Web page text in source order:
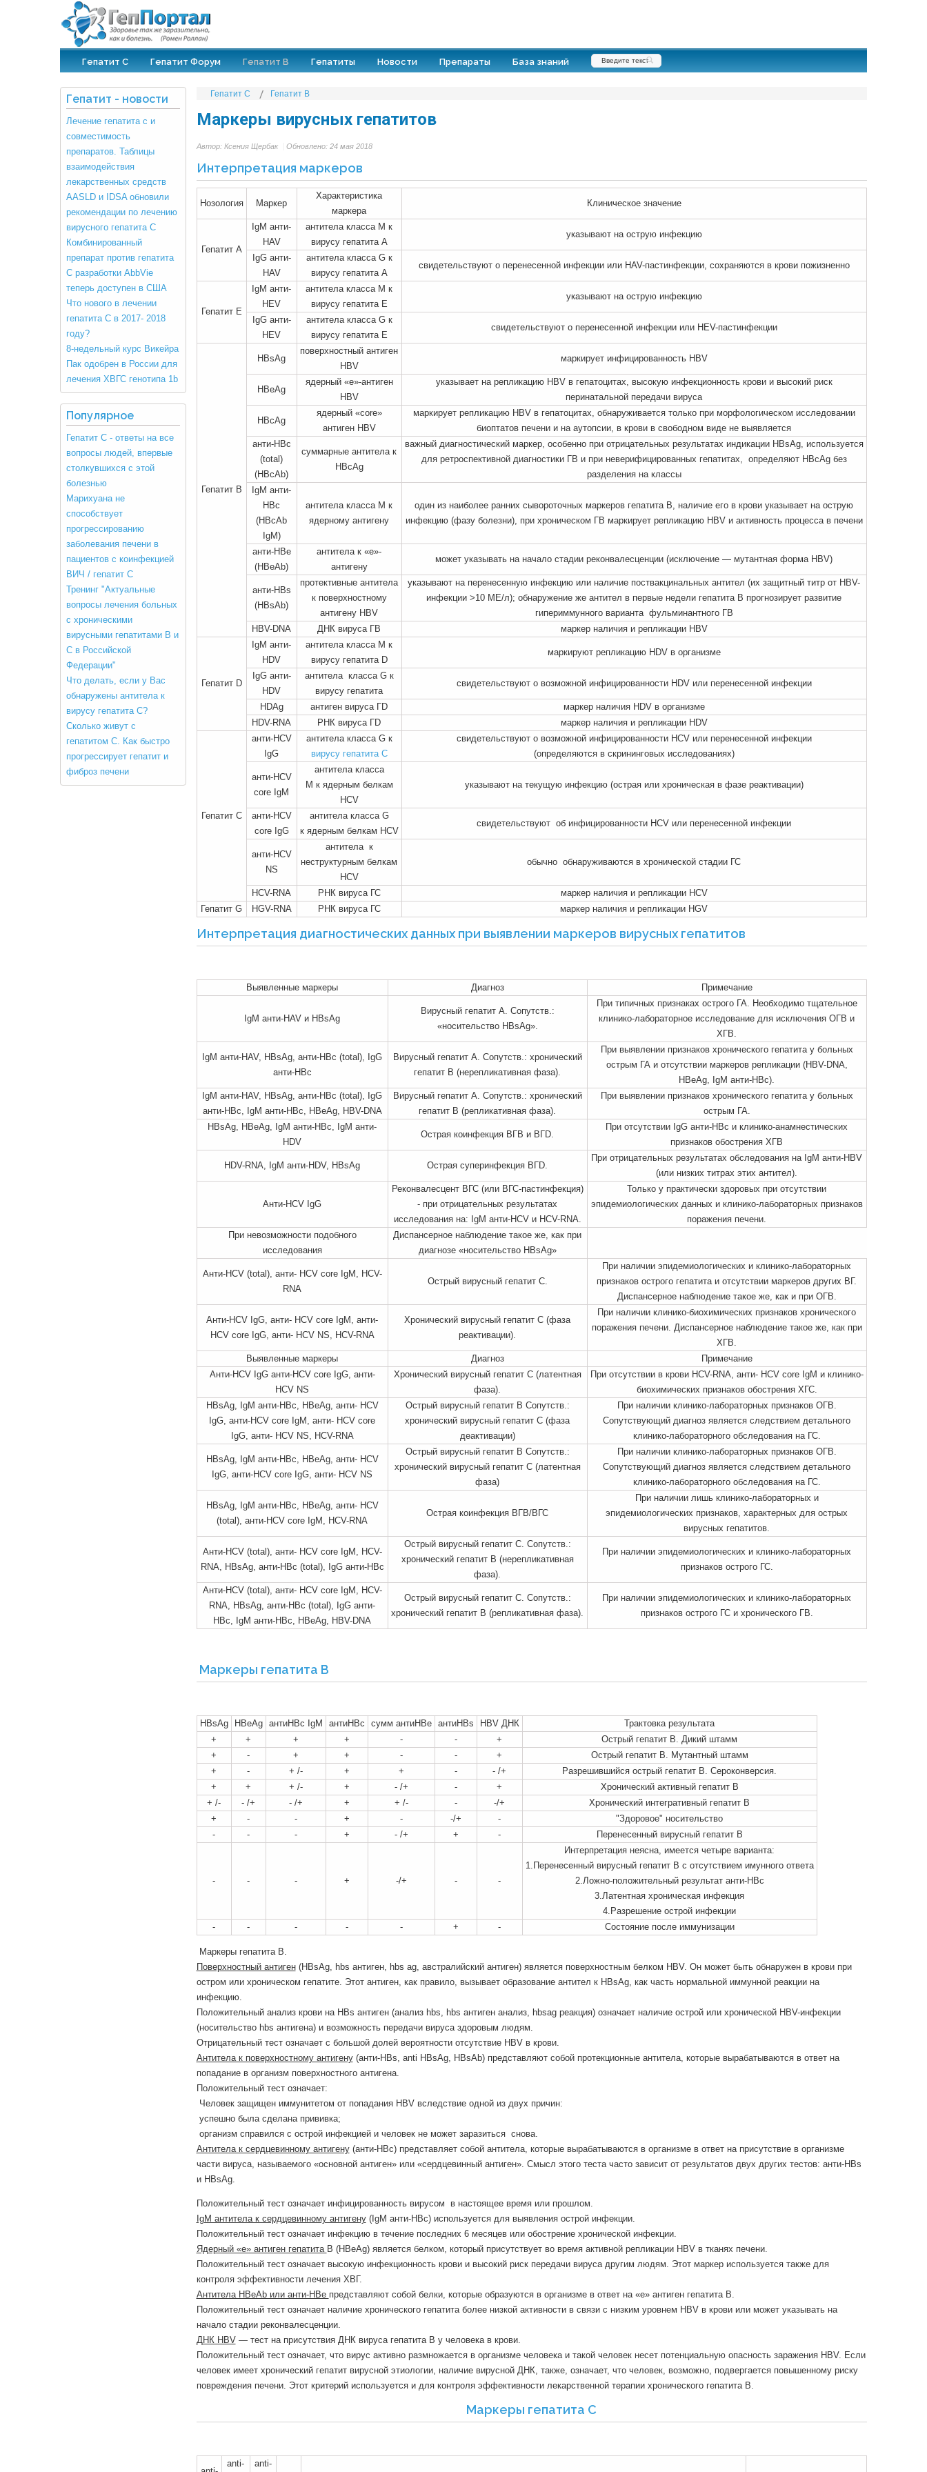
Гепатит С Гепатит Форум Гепатит В Гепатиты Новости Препараты База знаний
Гепатит С Гепатит В
Маркеры вирусных гепатитов
Автор: Ксения Щербак Обновлено: 24 мая 2018
Интерпретация маркеров
Нозология Маркер
Характеристика
маркера
Клиническое значение
Гепатит А
IgM анти-
HAV
антитела класса М к
вирусу гепатита А
указывают на острую инфекцию
IgG анти-
HAV
антитела класса G к
вирусу гепатита А
свидетельствуют о перенесенной инфекции или HAV-пастинфекции, сохраняются в крови пожизненно
Гепатит Е
IgM анти-
HEV
антитела класса М к
вирусу гепатита E
указывают на острую инфекцию
IgG анти-
HEV
антитела класса G к
вирусу гепатита Е
свидетельствуют о перенесенной инфекции или HEV-пастинфекции
Гепатит В
HBsAg
поверхностный антиген
HBV
маркирует инфицированность HBV
HBeAg
ядерный «е»-антиген
HBV
указывает на репликацию HBV в гепатоцитах, высокую инфекционность крови и высокий риск
перинатальной передачи вируса
HBcAg
ядерный «core»
антиген HBV
маркирует репликацию HBV в гепатоцитах, обнаруживается только при морфологическом исследовании
биоптатов печени и на аутопсии, в крови в свободном виде не выявляется
анти-НВс
(total)
(НВсАb)
суммарные антитела к
HBcAg
важный диагностический маркер, особенно при отрицательных результатах индикации HBsAg, используется
для ретроспективной диагностики ГВ и при неверифицированных гепатитах, определяют НВсАg без
разделения на классы
IgM анти-
НВс
(НВсАb
IgM)
антитела класса М к
ядерному антигену
один из наиболее ранних сывороточных маркеров гепатита В, наличие его в крови указывает на острую
инфекцию (фазу болезни), при хроническом ГВ маркирует репликацию HBV и активность процесса в печени
анти-НВе
(HBeAb)
антитела к «е»-
антигену
может указывать на начало стадии реконвалесценции (исключение — мутантная форма HBV)
анти-HBs
(HBsАb)
протективные антитела
к поверхностному
антигену HBV
указывают на перенесенную инфекцию или наличие поствакцинальных антител (их защитный титр от HBV-
инфекции >10 МЕ/л); обнаружение же антител в первые недели гепатита В прогнозирует развитие
гипериммунного варианта фульминантного ГВ
HBV-DNA
ДНК вируса ГВ маркер наличия и репликации HBV
Гепатит D
IgM анти-
HDV
антитела класса М к
вирусу гепатита D
маркируют репликацию HDV в организме
IgG анти-
HDV
антитела класса G к
вирусу гепатита
свидетельствуют о возможной инфицированности HDV или перенесенной инфекции
HDAg антиген вируса ГD
маркер наличия HDV в организме
HDV-RNA
РНК вируса ГD маркер наличия и репликации HDV
Гепатит С
анти-HCV
IgG
антитела класса G к
вирусу гепатита С
свидетельствуют о возможной инфицированности HCV или перенесенной инфекции
(определяются в скрининговых исследованиях)
анти-HCV
core IgM
антитела класса
М к ядерным белкам
HCV
указывают на текущую инфекцию (острая или хроническая в фазе реактивации)
анти-HCV
core IgG
антитела класса G
к ядерным белкам HCV
свидетельствуют об инфицированности HCV или перенесенной инфекции
анти-HCV
NS
антитела к
неструктурным белкам
HCV
обычно обнаруживаются в хронической стадии ГС
HCV-RNA РНК вируса ГС
маркер наличия и репликации HCV
Гепатит G
HGV-RNA РНК вируса ГС маркер наличия и репликации HGV
Интерпретация диагностических данных при выявлении маркеров вирусных гепатитов
Выявленные маркеры Диагноз Примечание
IgM анти-HAV и HBsAg
Вирусный гепатит А. Сопутств.:
«носительство HBsAg».
При типичных признаках острого ГА. Необходимо тщательное
клинико-лабораторное исследование для исключения ОГВ и
ХГВ.
IgM анти-HAV, HBsAg, анти-НВс (total), IgG
анти-НВс
Вирусный гепатит А. Сопутств.: хронический
гепатит В (нерепликативная фаза).
При выявлении признаков хронического гепатита у больных
острым ГА и отсутствии маркеров репликации (HBV-DNA,
HBeAg, IgM анти-НВс).
IgM анти-HAV, HBsAg, анти-НВс (total), IgG
анти-НВс, IgM анти-НВс, HBeAg, HBV-DNA
Вирусный гепатит А. Сопутств.: хронический
гепатит В (репликативная фаза).
При выявлении признаков хронического гепатита у больных
острым ГА.
HBsAg, HBeAg, IgM анти-НВс, IgM анти-
HDV
Острая коинфекция ВГВ и ВГD.
При отсутствии IgG анти-НВс и клинико-анамнестических
признаков обострения ХГВ
HDV-RNA, IgM анти-HDV, HBsAg Острая суперинфекция ВГD.
При отрицательных результатах обследования на IgM анти-HBV
(или низких титрах этих антител).
Анти-HCV IgG
Реконвалесцент ВГС (или ВГС-пастинфекция)
- при отрицательных результатах
исследования на: IgM анти-HCV и HCV-RNA.
Только у практически здоровых при отсутствии
эпидемиологических данных и клинико-лабораторных признаков
поражения печени.
При невозможности подобного
исследования
Диспансерное наблюдение такое же, как при
диагнозе «носительство HBsAg»
Анти-HCV (total), анти- HCV core IgM, HCV-
RNA
Острый вирусный гепатит С.
При наличии эпидемиологических и клинико-лабораторных
признаков острого гепатита и отсутствии маркеров других ВГ.
Диспансерное наблюдение такое же, как и при ОГВ.
Анти-HCV IgG, анти- HCV core IgM, анти-
HCV core IgG, анти- HCV NS, HCV-RNA
Хронический вирусный гепатит С (фаза
реактивации).
При наличии клинико-биохимических признаков хронического
поражения печени. Диспансерное наблюдение такое же, как при
ХГВ.
Выявленные маркеры
Диагноз
Примечание
Анти-HCV IgG анти-HCV core IgG, анти-
HCV NS
Хронический вирусный гепатит С (латентная
фаза).
При отсутствии в крови HCV-RNA, анти- HCV core IgM и клинико-
биохимических признаков обострения ХГС.
HBsAg, IgM анти-НВс, HBeAg, анти- HCV
IgG, анти-HCV core IgM, анти- HCV core
IgG, анти- HCV NS, HCV-RNA
Острый вирусный гепатит В Сопутств.:
хронический вирусный гепатит С (фаза
деактивации)
При наличии клинико-лабораторных признаков ОГВ.
Сопутствующий диагноз является следствием детального
клинико-лабораторного обследования на ГС.
HBsAg, IgM анти-НВс, HBeAg, анти- HCV
IgG, анти-HCV core IgG, анти- HCV NS
Острый вирусный гепатит В Сопутств.:
хронический вирусный гепатит С (латентная
фаза)
При наличии клинико-лабораторных признаков ОГВ.
Сопутствующий диагноз является следствием детального
клинико-лабораторного обследования на ГС.
HBsAg, IgM анти-НВс, HBeAg, анти- HCV
(total), анти-HCV core IgM, HCV-RNA
Острая коинфекция ВГВ/ВГС
При наличии лишь клинико-лабораторных и
эпидемиологических признаков, характерных для острых
вирусных гепатитов.
Анти-HCV (total), анти- HCV core IgM, HCV-
RNA, HBsAg, анти-НВс (total), IgG анти-НВс
Острый вирусный гепатит С. Сопутств.:
хронический гепатит В (нерепликативная
фаза).
При наличии эпидемиологических и клинико-лабораторных
признаков острого ГС.
Анти-HCV (total), анти- HCV core IgM, HCV-
RNA, HBsAg, анти-НВс (total), IgG анти-
НВс, IgM анти-НВс, HBeAg, HBV-DNA
Острый вирусный гепатит С. Сопутств.:
хронический гепатит В (репликативная фаза).
При наличии эпидемиологических и клинико-лабораторных
признаков острого ГС и хронического ГВ.
Маркеры гепатита В
HBsAg HBeAg антиНВc IgM антиНВc сумм антиНВе антиНВs HBV ДНК
Трактовка результата
+
+ + + - - +
Острый гепатит В. Дикий штамм
+
- + + - - +
Острый гепатит В. Мутантный штамм
+
- + /- + + - - /+
Разрешившийся острый гепатит В. Сероконверсия.
+
+ + /- + - /+ - +
Хронический активный гепатит В
+ /-
- /+ - /+ + + /- - -/+
Хронический интегративный гепатит В
+
- - + - -/+ -
"Здоровое" носительство
-
- - + - /+ + - Перенесенный вирусный гепатит В
- - - + -/+ - -
Интерпретация неясна, имеется четыре варианта:
1.Перенесенный вирусный гепатит В с отсутствием имунного ответа
2.Ложно-положительный результат анти-HBc
3.Латентная хроническая инфекция
4.Разрешение острой инфекции
-
- - - - + - Состояние после иммунизации
Маркеры гепатита В.
Поверхностный антиген(HBsAg, hbs антиген, hbs ag, австралийский антиген) является поверхностным белком HBV. Он может быть обнаружен в крови при
остром или хроническом гепатите. Этот антиген, как правило, вызывает образование антител к HBsAg, как часть нормальной иммунной реакции на
инфекцию.
Положительный анализ крови на HBs антиген (анализ hbs, hbs антиген анализ, hbsag реакция) означает наличие острой или хронической HBV-инфекции
(носительство hbs антигена) и возможность передачи вируса здоровым людям.
Отрицательный тест означает с большой долей вероятности отсутствие HBV в крови.
Антитела к поверхностному антигену(анти-HBs, anti HBsAg, HBsAb) представляют собой протекционные антитела, которые вырабатываются в ответ на
попадание в организм поверхностного антигена.
Положительный тест означает:
Человек защищен иммунитетом от попадания HBV вследствие одной из двух причин:
успешно была сделана прививка;
организм справился с острой инфекцией и человек не может заразиться снова.
Антитела к сердцевинному антигену(анти-HBc) представляет собой антитела, которые вырабатываются в организме в ответ на присутствие в организме
части вируса, называемого «основной антиген» или «сердцевинный антиген». Смысл этого теста часто зависит от результатов двух других тестов: анти-HBs
и HBsAg.
Положительный тест означает инфицированность вирусом в настоящее время или прошлом.
IgM антитела к сердцевинному антигену(IgM анти-HBc) используется для выявления острой инфекции.
Положительный тест означает инфекцию в течение последних 6 месяцев или обострение хронической инфекции.
Ядерный «е» антиген гепатита B (HBeAg) является белком, который присутствует во время активной репликации HBV в тканях печени.
Положительный тест означает высокую инфекционность крови и высокий риск передачи вируса другим людям. Этот маркер используется также для
контроля эффективности лечения ХВГ.
Антитела HBeAb или анти-HBe представляют собой белки, которые образуются в организме в ответ на «e» антиген гепатита В.
Положительный тест означает наличие хронического гепатита более низкой активности в связи с низким уровнем HBV в крови или может указывать на
начало стадии реконвалесценции.
ДНК HBV— тест на присутствия ДНК вируса гепатита В у человека в крови.
Положительный тест означает, что вирус активно размножается в организме человека и такой человек несет потенциальную опасность заражения HBV. Если
человек имеет хронический гепатит вирусной этиологии, наличие вирусной ДНК, также, означает, что человек, возможно, подвергается повышенному риску
повреждения печени. Этот критерий используется и для контроля эффективности лекарственной терапии хронического гепатита В.
Маркеры гепатита C
anti- anti-
Гепатит - новости
Лечение гепатита с и
совместимость
препаратов. Таблицы
взаимодействия
лекарственных средств
AASLD и IDSA обновили
рекомендации по лечению
вирусного гепатита С
Комбинированный
препарат против гепатита
С разработки AbbVie
теперь доступен в США
Что нового в лечении
гепатита С в 2017- 2018
году?
8-недельный курс Викейра
Пак одобрен в России для
лечения ХВГС генотипа 1b
Популярное
Гепатит С - ответы на все
вопросы людей, впервые
столкувшихся с этой
болезнью
Марихуана не
способствует
прогрессированию
заболевания печени в
пациентов с коинфекцией
ВИЧ / гепатит С
Тренинг "Актуальные
вопросы лечения больных
с хроническими
вирусными гепатитами В и
С в Российской
Федерации"
Что делать, если у Вас
обнаружены антитела к
вирусу гепатита С?
Сколько живут с
гепатитом С. Как быстро
прогрессирует гепатит и
фиброз печени